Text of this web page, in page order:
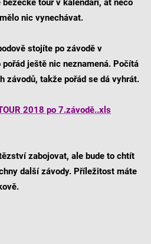
tour v kalendáři, ať něco
nic vynechávat.
stojíte po závodě v
ještě nic neznamená. Počítá
závodů, takže pořád se dá vyhrát.
2018 po 7.závodě..xls
zabojovat, ale bude to chtít
další závody. Příležitost máte